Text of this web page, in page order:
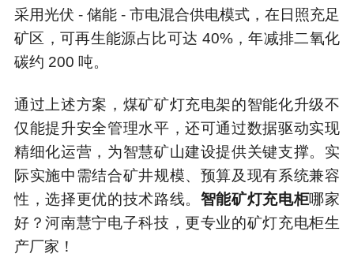
采用光伏 - 储能 - 市电混合供电模式，在日照充足
矿区，可再生能源占比可达 40%，年减排二氧化
碳约 200 吨。
通过上述方案，煤矿矿灯充电架的智能化升级不
仅能提升安全管理水平，还可通过数据驱动实现
精细化运营，为智慧矿山建设提供关键支撑。实
际实施中需结合矿井规模、预算及现有系统兼容
性，选择更优的技术路线。 智能矿灯充电柜哪家
好？河南慧宁电子科技，更专业的矿灯充电柜生
产厂家！